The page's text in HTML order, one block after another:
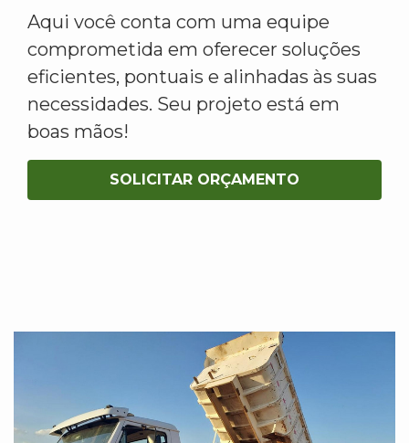
Aqui você conta com uma equipe
comprometida em oferecer soluções
eficientes, pontuais e alinhadas às suas
necessidades. Seu projeto está em
boas mãos!
SOLICITAR ORÇAMENTO